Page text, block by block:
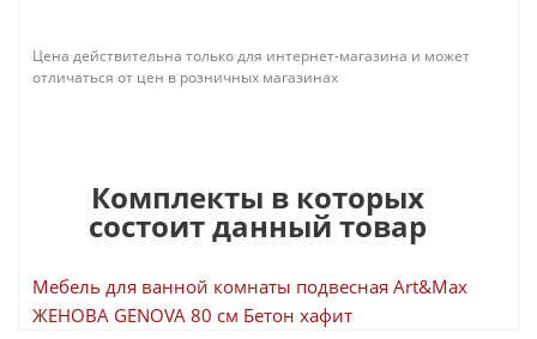
Цена действительна только для интернет-магазина и может
отличаться от цен в розничных магазинах
Комплекты в которых
состоит данный товар
Мебель для ванной комнаты подвесная Art&Max
ЖЕНОВА GENOVA 80 см Бетон хафит